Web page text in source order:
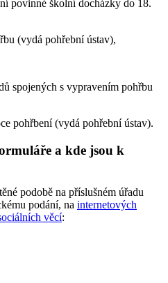
povinné školní docházky do 18.
(vydá pohřební ústav),
spojených s vypravením pohřbu
pohřbení (vydá pohřební ústav).
a kde jsou k
podobě na příslušném úřadu
podání, na internetových
věcí: